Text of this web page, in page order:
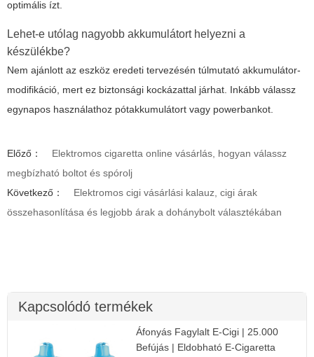
optimális ízt.
Lehet-e utólag nagyobb akkumulátort helyezni a
készülékbe?
Nem ajánlott az eszköz eredeti tervezésén túlmutató akkumulátor-
modifikáció, mert ez biztonsági kockázattal járhat. Inkább válassz
egynapos használathoz pótakkumulátort vagy powerbankot.
Előző：
Elektromos cigaretta online vásárlás, hogyan válassz
megbízható boltot és spórolj
Következő：
Elektromos cigi vásárlási kalauz, cigi árak
összehasonlítása és legjobb árak a dohánybolt választékában
Kapcsolódó termékek
Áfonyás Fagylalt E-Cigi | 25.000
Befújás | Eldobható E-Cigaretta